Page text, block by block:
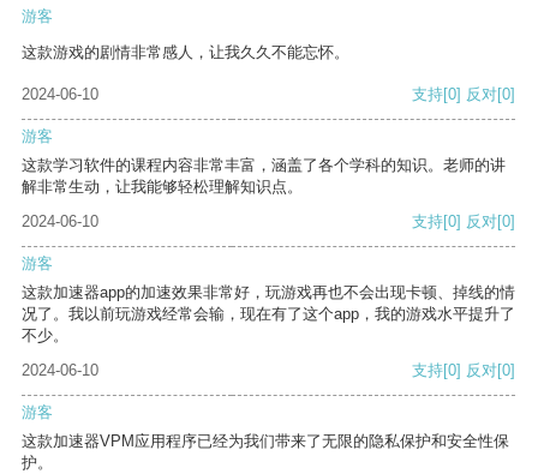
游客
这款游戏的剧情非常感人，让我久久不能忘怀。
2024-06-10 支持[0] 反对[0]
游客
这款学习软件的课程内容非常丰富，涵盖了各个学科的知识。老师的讲
解非常生动，让我能够轻松理解知识点。
2024-06-10
支持[0] 反对[0]
游客
这款加速器app的加速效果非常好，玩游戏再也不会出现卡顿、掉线的情
况了。我以前玩游戏经常会输，现在有了这个app，我的游戏水平提升了
不少。
2024-06-10
支持[0] 反对[0]
游客
这款加速器VPM应用程序已经为我们带来了无限的隐私保护和安全性保
护。